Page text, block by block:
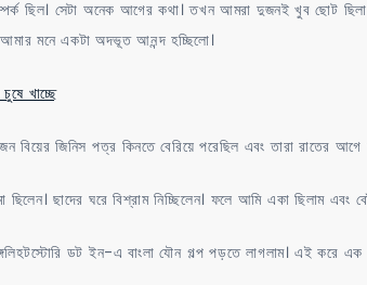
ছিল। সেটা অনেক আগের কথা। তখন আমরা দুজনই খুব ছোট
মনে একটা অদভূত আনন্দ হচ্ছিলো।
খাচ্ছে
বিয়ের জিনিস পত্র কিনতে বেরিয়ে পরেছিল এবং তারা রাতের
ছাদের ঘরে বিশ্রাম নিচ্ছিলেন। ফলে আমি একা ছিলাম এবং
ডট ইন-এ বাংলা যৌন গল্প পড়তে লাগলাম। এই করে এক